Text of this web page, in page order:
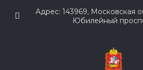
Адрес: 143969, Московская
Юбилейный